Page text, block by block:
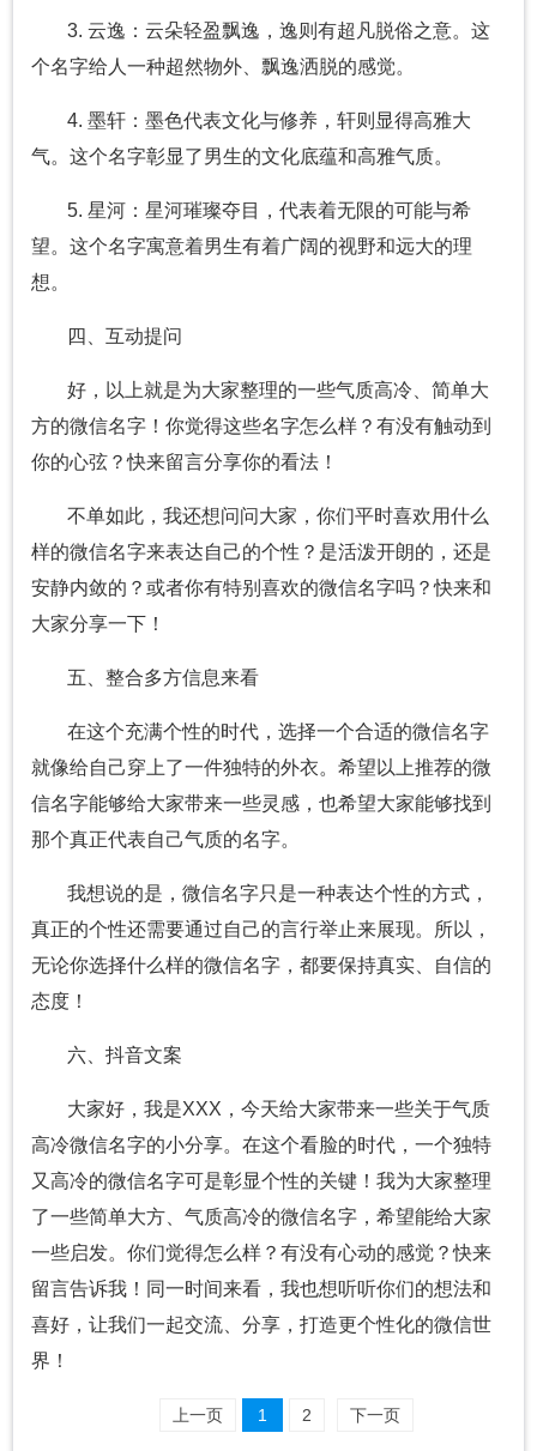
3. 云逸：云朵轻盈飘逸，逸则有超凡脱俗之意。这
个名字给人一种超然物外、飘逸洒脱的感觉。
4. 墨轩：墨色代表文化与修养，轩则显得高雅大
气。这个名字彰显了男生的文化底蕴和高雅气质。
5. 星河：星河璀璨夺目，代表着无限的可能与希
望。这个名字寓意着男生有着广阔的视野和远大的理
想。
四、互动提问
好，以上就是为大家整理的一些气质高冷、简单大
方的微信名字！你觉得这些名字怎么样？有没有触动到
你的心弦？快来留言分享你的看法！
不单如此，我还想问问大家，你们平时喜欢用什么
样的微信名字来表达自己的个性？是活泼开朗的，还是
安静内敛的？或者你有特别喜欢的微信名字吗？快来和
大家分享一下！
五、整合多方信息来看
在这个充满个性的时代，选择一个合适的微信名字
就像给自己穿上了一件独特的外衣。希望以上推荐的微
信名字能够给大家带来一些灵感，也希望大家能够找到
那个真正代表自己气质的名字。
我想说的是，微信名字只是一种表达个性的方式，
真正的个性还需要通过自己的言行举止来展现。所以，
无论你选择什么样的微信名字，都要保持真实、自信的
态度！
六、抖音文案
大家好，我是XXX，今天给大家带来一些关于气质
高冷微信名字的小分享。在这个看脸的时代，一个独特
又高冷的微信名字可是彰显个性的关键！我为大家整理
了一些简单大方、气质高冷的微信名字，希望能给大家
一些启发。你们觉得怎么样？有没有心动的感觉？快来
留言告诉我！同一时间来看，我也想听听你们的想法和
喜好，让我们一起交流、分享，打造更个性化的微信世
界！
上一页 1 2 下一页